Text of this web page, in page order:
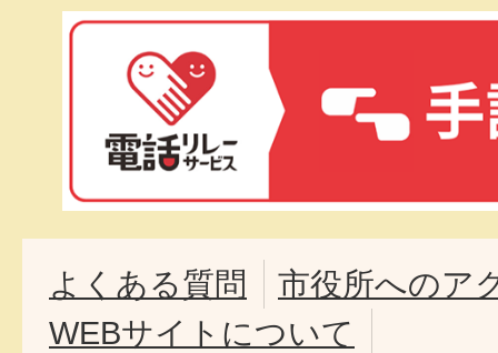
よくある質問
市役所へのア
WEBサイトについて